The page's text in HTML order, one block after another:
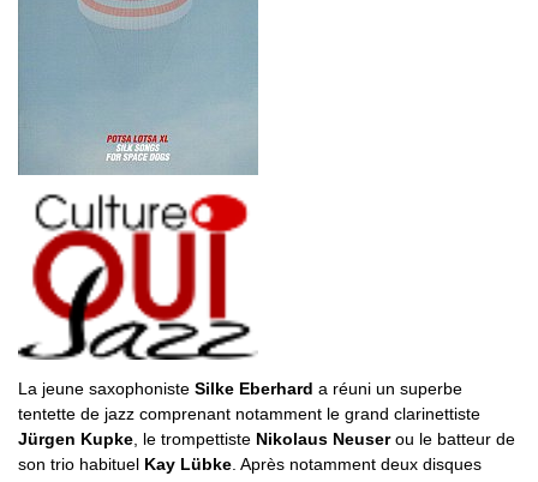
La jeune saxophoniste Silke Eberhard a réuni un superbe
tentette de jazz comprenant notamment le grand clarinettiste
Jürgen Kupke , le trompettiste Nikolaus Neuserou le batteur de
son trio habituel Kay Lübke . Après notamment deux disques